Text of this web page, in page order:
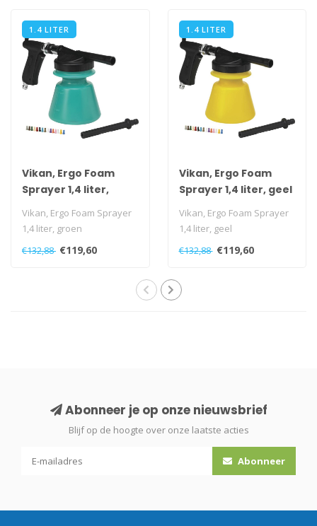
1.4 LITER
Vikan, Ergo Foam
Sprayer 1,4 liter,
Vikan, Ergo Foam Sprayer
1,4 liter, groen
€132,88 €119,60
1.4 LITER
Vikan, Ergo Foam
Sprayer 1,4 liter, geel
Vikan, Ergo Foam Sprayer
1,4 liter, geel
€132,88 €119,60
Abonneer je op onze nieuwsbrief
Blijf op de hoogte over onze laatste acties
Abonneer